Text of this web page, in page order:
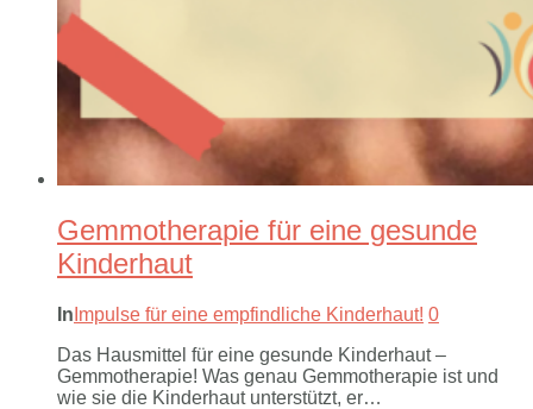
Gemmotherapie für eine gesunde
Kinderhaut
In Impulse für eine empfindliche Kinderhaut! 0
Das Hausmittel für eine gesunde Kinderhaut –
Gemmotherapie! Was genau Gemmotherapie ist und
wie sie die Kinderhaut unterstützt, er…